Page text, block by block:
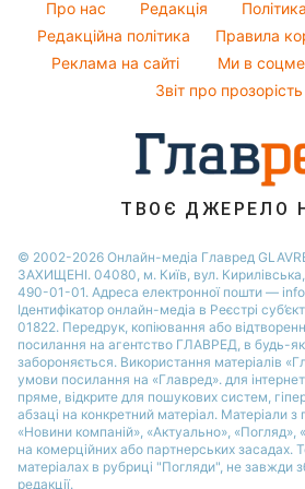
Софія Ротару
Новини Харкова
Новини Полтави
Новини Сум
Усе про шоу-бізнес
Погода на завтра
Пилова буря
Про нас Редакція
Редакційна політика
Правила
Реклама на сайті
Ми в
Звіт про
ТВОЄ ДЖЕРЕЛО
© 2002-2026 Онлайн-медіа Главред
ЗАХИЩЕНІ. 04080, м. Київ, вул.
490-01-01. Адреса електронної пошти —
Ідентифікатор онлайн-медіа в Реєстрі
01822. Передрук, копіювання або
посилання на агентство ГЛАВРЕД, в будь-
забороняється. Використання матеріалів
умови посилання на «Главред». для
пряме, відкрите для пошукових систем,
абзаці на конкретний матеріал. Матеріали
«Новини компаній», «Актуально», «Погляд»,
на комерційних або партнерських засадах.
матеріалах в рубриці "Погляди", не завжди
редакції.